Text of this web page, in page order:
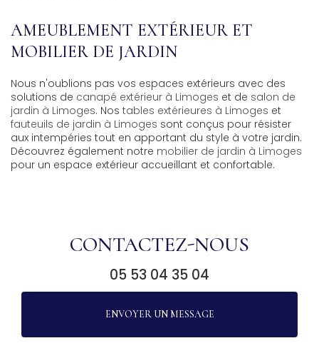
AMEUBLEMENT EXTÉRIEUR ET
MOBILIER DE JARDIN
Nous n'oublions pas vos espaces extérieurs avec des
solutions de canapé extérieur à Limoges et de salon de
jardin à Limoges. Nos tables extérieures à Limoges et
fauteuils de jardin à Limoges sont conçus pour résister
aux intempéries tout en apportant du style à votre jardin.
Découvrez également notre mobilier de jardin à Limoges
pour un espace extérieur accueillant et confortable.
CONTACTEZ-NOUS
05 53 04 35 04
ENVOYER UN MESSAGE